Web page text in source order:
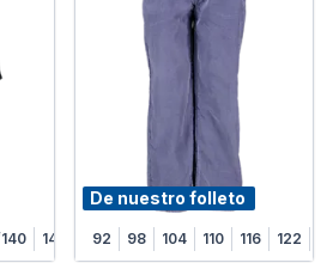
146/152 158/164
De nuestro folleto
92 98 104 110 116 122